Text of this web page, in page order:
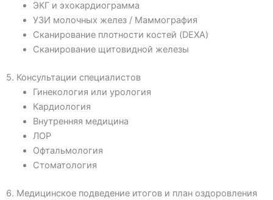
ЭКГ и эхокардиограмма
УЗИ молочных желез / Маммография
Сканирование плотности костей (DEXA)
Сканирование щитовидной железы
5. Консультации специалистов
Гинекология или урология
Кардиология
Внутренняя медицина
ЛОР
Офтальмология
Стоматология
6. Медицинское подведение итогов и план оздоровления